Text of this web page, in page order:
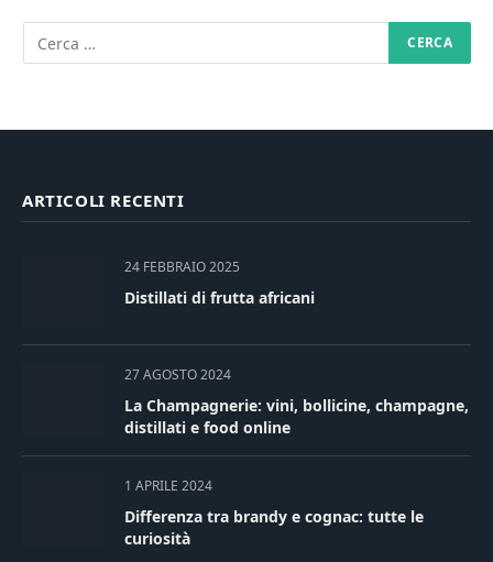
ARTICOLI RECENTI
24 FEBBRAIO 2025
Distillati di frutta africani
27 AGOSTO 2024
La Champagnerie: vini, bollicine, champagne,
distillati e food online
1 APRILE 2024
Differenza tra brandy e cognac: tutte le
curiosità